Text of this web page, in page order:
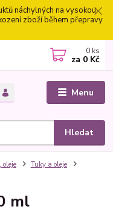
náchylných na vysokou
zboží během přepravy
Menu
Hledat
0 ks
za 0 Kč
oleje
Tuky a oleje
ml